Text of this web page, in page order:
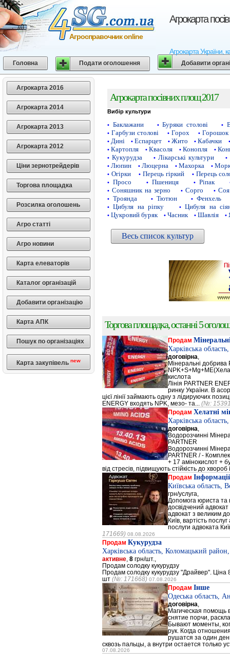
Агрокарта
Агрокарта України,
Агросправочник online
Головна Подати оголошення Добавити
Агрокарта 2016
Агрокарта 2014
Агрокарта 2013
Агрокарта 2012
Ціни зернотрейдерів
Торгова площадка
Розсилка оголошень
Агро статті
Агро новини
Карта елеваторів
Каталог організацій
Добавити організацію
Карта АПК
Пошук по організаціях
Карта закупівель new
Агрокарта посівних площ 2017
Вибір культури
• Баклажани • Буряки столові •
• Гарбузи столові • Горох • Горошок
• Дині • Еспарцет • Жито • Кабачки
•
• Картопля • Квасоля • Конопля •
• Кукурудза • Лікарські культури
•
• Люпин • Люцерна • Махорка •
• Огірки • Перець гіркий • Перець
• Просо • Пшениця • Ріпак
• Соняшник на зерно • Сорго • Соя
• Троянда • Тютюн • Фенхель
• Цибуля на ріпку • Цибуля на
• Цукровий буряк • Часник • Шавлія •
Весь список культур
Торгова площадка, останні 5
Продам
Харківська
договірна
Мінеральні добрива
кислота
Лінія PARTNER
ринку України. В
цієї лінії займають одну з лідируючих
ENERGY входять NPK, мезо- та... (№:
Продам Хелатні
Харківська
договірна
Водорозчинні
PARTNER
Водорозчинні
PARTNER / -
+ 17 амінокислот +
від стресів, підвищують стійкість до хвороб
Продам
Київська область,
грн/услуга,
Допомога юриста та
досвідчений
адвокат з великим
Київ, вартість
послуги адвоката
171669) 08.08.2026
Продам Кукурудза
Харківська область, Коломацький район,
активне 8 грн/шт.,
Продам солодку кукурудзу
Продам солодку кукурудзу "Драйвер". Ціна
шт (№: 171668) 07.08.2026
Продам Інше
Одеська область,
договірна
Магическая помощь
снятие порчи,
Бывают моменты,
рук. Когда
рушатся за один
сквозь пальцы, а внутри остается только
07.08.2026